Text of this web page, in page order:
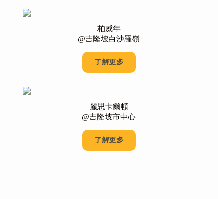
柏威年
@吉隆坡白沙羅嶺
了解更多
麗思卡爾頓
@吉隆坡市中心
了解更多